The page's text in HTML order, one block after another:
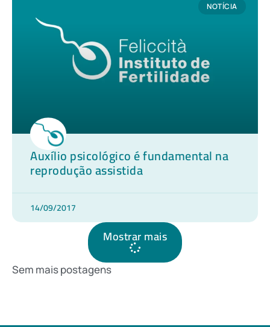
NOTÍCIA
Auxílio psicológico é fundamental na
reprodução assistida
14/09/2017
Mostrar mais
Sem mais postagens